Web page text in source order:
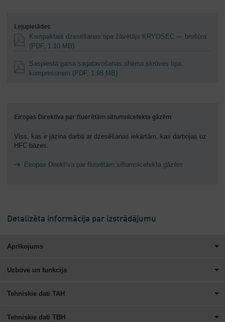
Lejupielādes
Kompaktais dzesēšanas tipa žāvētājs KRYOSEC — brošūra
(PDF, 1.10 MB)
Saspiestā gaisa sagatavošanas shēma skrūves tipa
kompresoriem (PDF, 1.98 MB)
Eiropas Direktīva par fluorētām siltumnīcefekta gāzēm
Viss, kas ir jāzina darbā ar dzesēšanas iekārtām, kas darbojas uz
HFC bāzes.
Eiropas Direktīva par fluorētām siltumnīcefekta gāzēm
Detalizēta informācija par izstrādājumu
Aprīkojums
Uzbūve un funkcija
Tehniskie dati TAH
Tehniskie dati TBH